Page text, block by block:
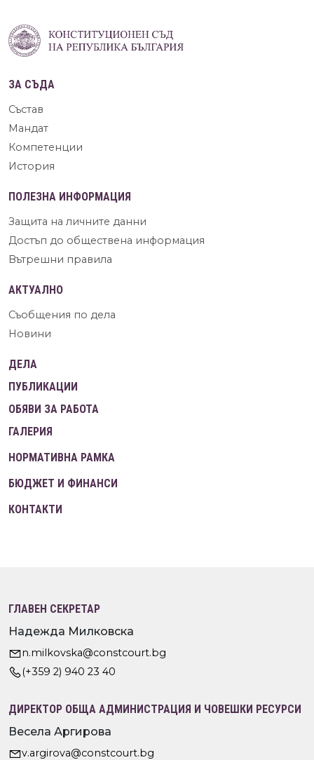
ЗА СЪДА
Състав
Мандат
Компетенции
История
ПОЛЕЗНА ИНФОРМАЦИЯ
Защита на личните данни
Достъп до обществена информация
Вътрешни правила
АКТУАЛНО
Съобщения по дела
Новини
ДЕЛА
ПУБЛИКАЦИИ
ОБЯВИ ЗА РАБОТА
ГАЛЕРИЯ
НОРМАТИВНА РАМКА
БЮДЖЕТ И ФИНАНСИ
КОНТАКТИ
ГЛАВЕН СЕКРЕТАР
Надежда Милковска
n.milkovska@constcourt.bg
(+359 2) 940 23 40
ДИРЕКТОР ОБЩА АДМИНИСТРАЦИЯ И ЧОВЕШКИ РЕСУРСИ
Весела Аргирова
v.argirova@constcourt.bg